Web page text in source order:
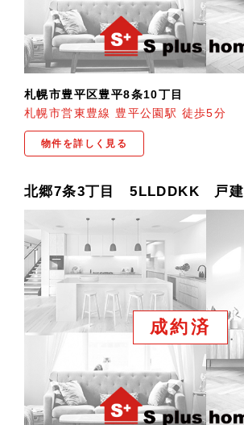
札幌市豊平区豊平8条10丁目
札幌市営東豊線 豊平公園駅 徒歩5分
物件を詳しく見る
北郷7条3丁目 5LLDDKK 戸建
成約済